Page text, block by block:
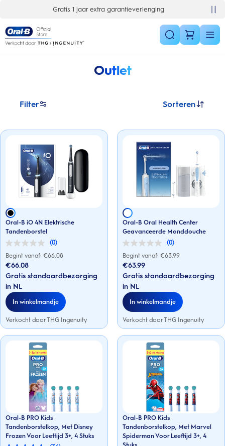
Gratis 1 jaar extra garantieverlenging
Outlet
Filter Sorteren
Oral-B iO 4N Elektrische
Tandenborstel
(0)
0.0
van
de
5
sterren.
Begint vanaf: €66.08
€66.08
Gratis standaardbezorging
in NL
In winkelmandje
Verkocht door THG Ingenuity
Oral-B Oral Health Center
Geavanceerde Monddouche
(0)
0.0
van
de
5
sterren.
Begint vanaf: €63.99
€63.99
Gratis standaardbezorging
in NL
In winkelmandje
Verkocht door THG Ingenuity
Oral-B PRO Kids
Tandenborstelkop, Met Disney
Frozen Voor Leeftijd 3+, 4 Stuks
Oral-B PRO Kids
Tandenborstelkop, Met Marvel
Spiderman Voor Leeftijd 3+, 4